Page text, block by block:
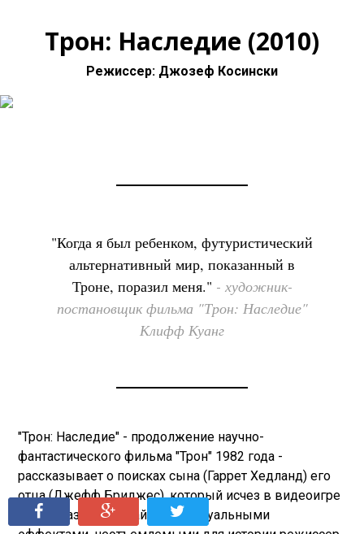
SHARE TWEET
Трон: Наследие (2010)
Режиссер: Джозеф Косински
"Когда я был ребенком, футуристический
альтернативный мир, показанный в
Троне, поразил меня." - художник-
постановщик фильма "Трон: Наследие"
Клифф Куанг
"Трон: Наследие" - продолжение научно-
фантастического фильма "Трон" 1982 года -
рассказывает о поисках сына (Гаррет Хедланд) его
отца (Джефф Бриджес), который исчез в видеоигре
20 лет назад. С дизайном и визуальными
SHARE TWEET